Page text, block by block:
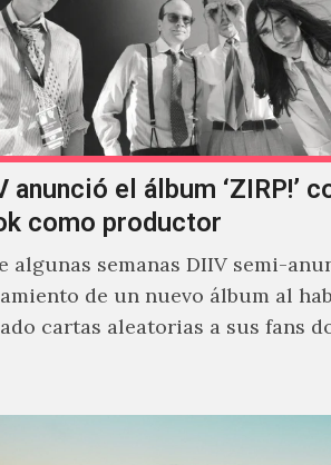
anunció el álbum ‘ZIRP!’
como productor
algunas semanas DIIV semi-
de un nuevo álbum al
cartas aleatorias a sus fans